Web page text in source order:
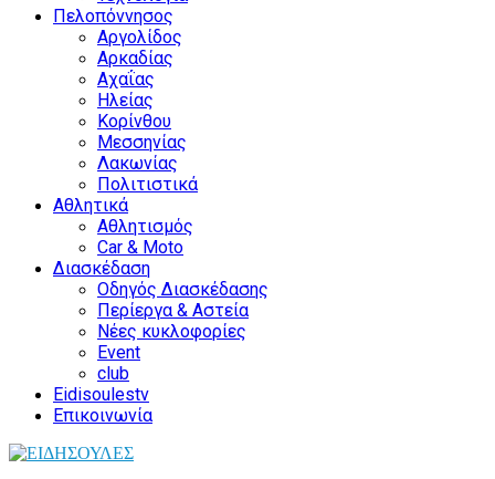
Πελοπόννησος
Αργολίδος
Αρκαδίας
Αχαΐας
Ηλείας
Κορίνθου
Μεσσηνίας
Λακωνίας
Πολιτιστικά
Αθλητικά
Αθλητισμός
Car & Moto
Διασκέδαση
Οδηγός Διασκέδασης
Περίεργα & Αστεία
Νέες κυκλοφορίες
Event
club
Eidisoulestv
Επικοινωνία